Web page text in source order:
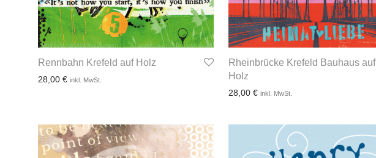
Rennbahn Krefeld auf Holz
28,00 € inkl. MwSt.
3-4 Werktage
Rheinbrücke Krefeld Bauhaus auf
Holz
28,00 € inkl. MwSt.
3-4 Werktage